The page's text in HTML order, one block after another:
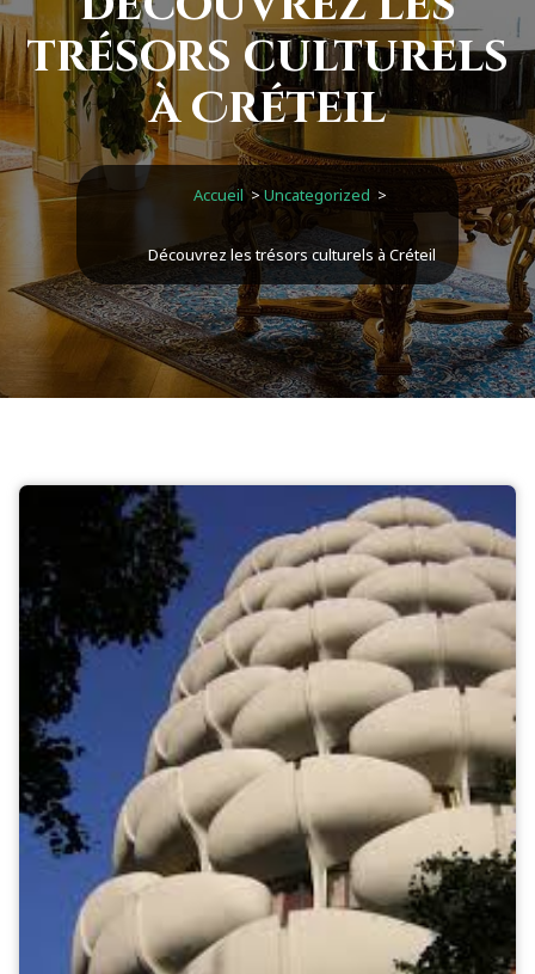
trésors culturels
à Créteil
Accueil>Uncategorized >
Découvrez les trésors culturels à Créteil